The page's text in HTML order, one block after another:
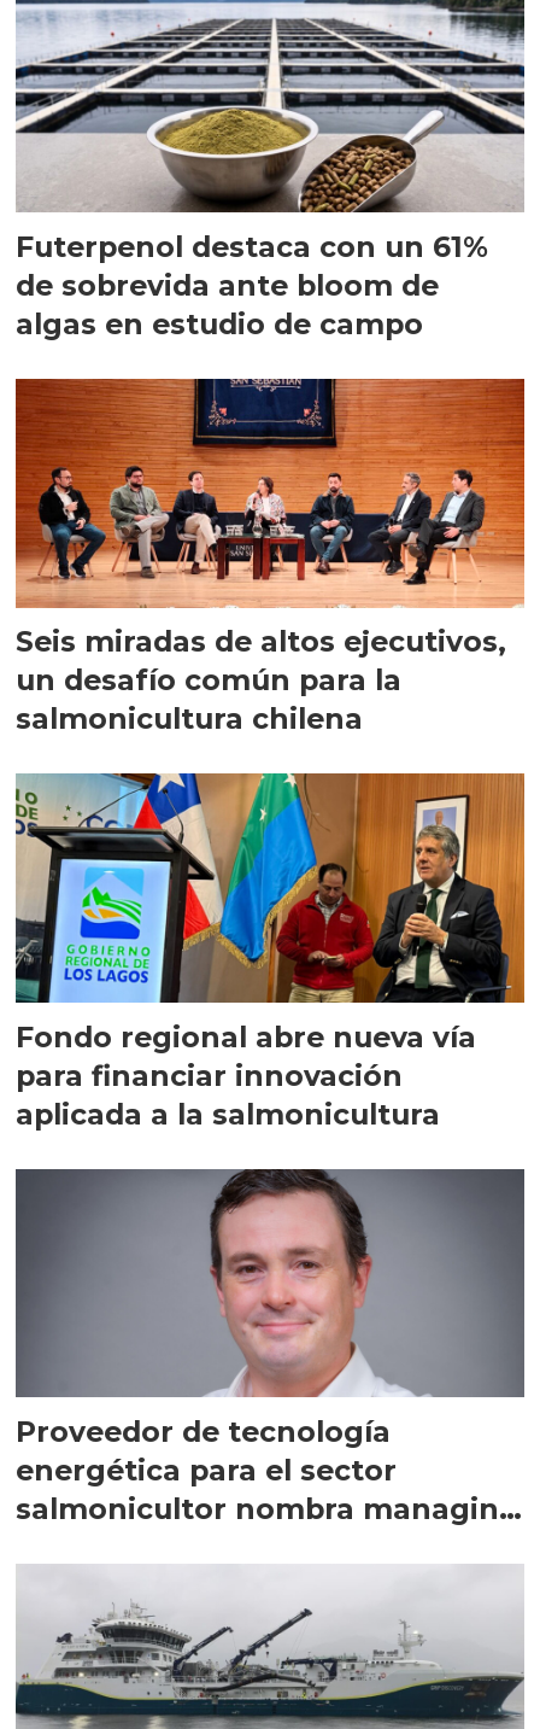
Futerpenol destaca con un 61%
de sobrevida ante bloom de
algas en estudio de campo
Seis miradas de altos ejecutivos,
un desafío común para la
salmonicultura chilena
Fondo regional abre nueva vía
para financiar innovación
aplicada a la salmonicultura
Proveedor de tecnología
energética para el sector
salmonicultor nombra managing